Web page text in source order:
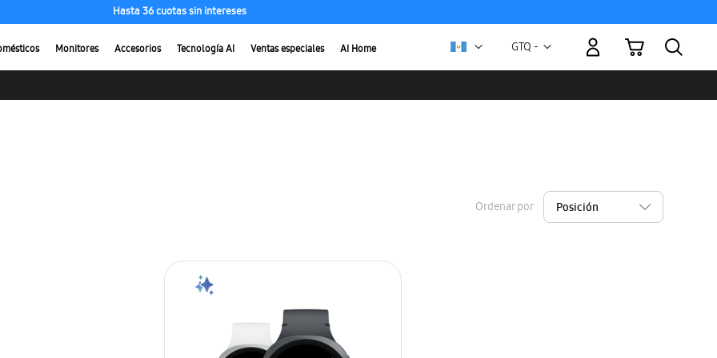
Hasta 36 cuotas sin intereses
Monitores Accesorios Tecnología AI Ventas especiales AI Home Moneda
GTQ -
Mi carrito
Ordenar por